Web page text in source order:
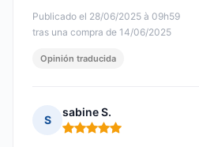
Publicado el 28/06/2025 à 09h59
tras una compra de 14/06/2025
Opinión traducida
S
sabine S.
Nota: 5 de 5